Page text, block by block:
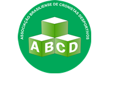
content